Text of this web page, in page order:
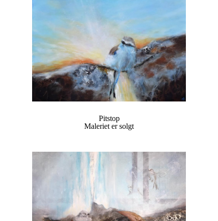
Pitstop
Maleriet er solgt